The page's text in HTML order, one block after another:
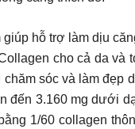
giúp hỗ trợ làm dịu
cho cả da và
sóc và làm đẹp
đến 3.160 mg dưới
1/60 collagen